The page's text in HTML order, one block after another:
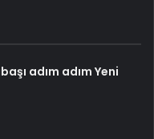
adım adım Yeni